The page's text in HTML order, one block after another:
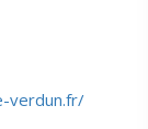
verdun.fr/